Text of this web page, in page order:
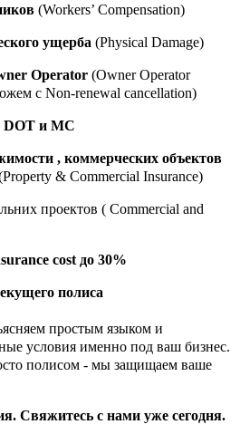
(Workers’ Compensation)
ущерба (Physical Damage)
Operator (Owner Operator
с Non-renewal cancellation)
DOT и MC
, коммерческих объектов
& Commercial Insurance)
проектов ( Commercial and
cost до 30%
полиса
простым языком и
условия именно под ваш бизнес.
полисом - мы защищаем ваше
Свяжитесь с нами уже сегодня.